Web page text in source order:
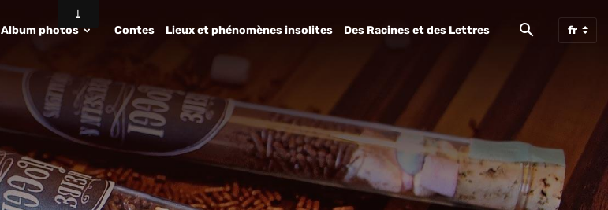
Album photos Contes Lieux et phénomènes insolites Des Racines et des Lettres